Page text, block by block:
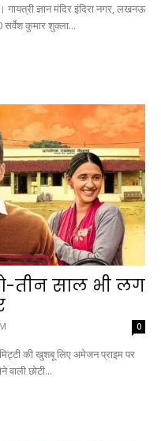
ज्ञान मंदिर इंदिरा नगर, लखनऊ
सर्वेश कुमार शुक्ला...
तीन साल भी लग
0
की खुशबू लिए अमेजन प्राइम पर
वाली छोटी...